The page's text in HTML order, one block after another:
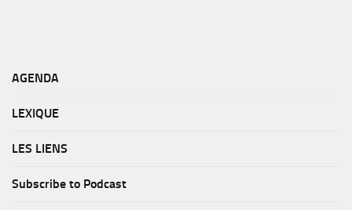
AGENDA
LEXIQUE
LES LIENS
Subscribe to Podcast